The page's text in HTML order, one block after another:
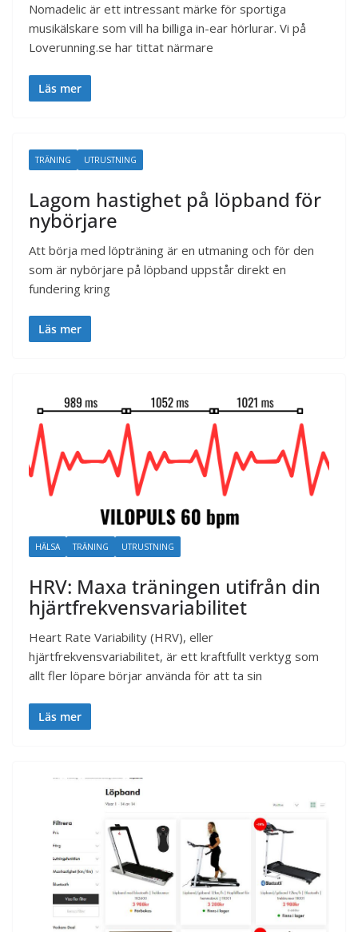
Nomadelic är ett intressant märke för sportiga
musikälskare som vill ha billiga in-ear hörlurar. Vi på
Loverunning.se har tittat närmare
Läs mer
TRÄNING UTRUSTNING
Lagom hastighet på löpband för
nybörjare
Att börja med löpträning är en utmaning och för den
som är nybörjare på löpband uppstår direkt en
fundering kring
Läs mer
HÄLSA TRÄNING UTRUSTNING
HRV: Maxa träningen utifrån din
hjärtfrekvensvariabilitet
Heart Rate Variability (HRV), eller
hjärtfrekvensvariabilitet, är ett kraftfullt verktyg som
allt fler löpare börjar använda för att ta sin
Läs mer